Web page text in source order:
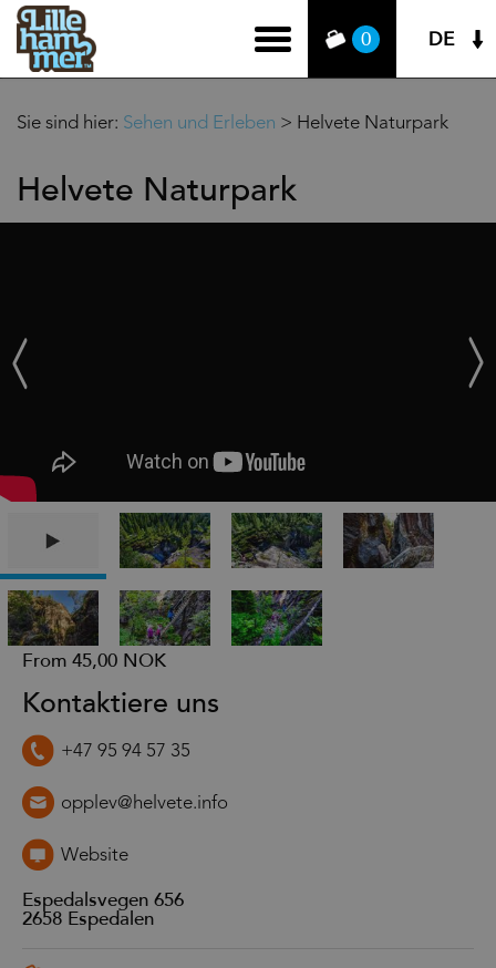
0 DE
Sie sind hier: Sehen und Erleben > Helvete Naturpark
Helvete Naturpark
Zurück
From 45,00 NOK
Kontaktiere uns
+47 95 94 57 35
opplev@helvete.info
Website
Espedalsvegen 656
2658 Espedalen